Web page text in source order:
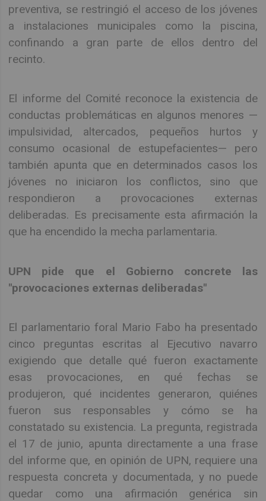
preventiva, se restringió el acceso de los jóvenes
a instalaciones municipales como la piscina,
confinando a gran parte de ellos dentro del
recinto.
El informe del Comité reconoce la existencia de
conductas problemáticas en algunos menores —
impulsividad, altercados, pequeños hurtos y
consumo ocasional de estupefacientes— pero
también apunta que en determinados casos los
jóvenes no iniciaron los conflictos, sino que
respondieron a provocaciones externas
deliberadas. Es precisamente esta afirmación la
que ha encendido la mecha parlamentaria.
UPN pide que el Gobierno concrete las
"provocaciones externas deliberadas"
El parlamentario foral Mario Fabo ha presentado
cinco preguntas escritas al Ejecutivo navarro
exigiendo que detalle qué fueron exactamente
esas provocaciones, en qué fechas se
produjeron, qué incidentes generaron, quiénes
fueron sus responsables y cómo se ha
constatado su existencia. La pregunta, registrada
el 17 de junio, apunta directamente a una frase
del informe que, en opinión de UPN, requiere una
respuesta concreta y documentada, y no puede
quedar como una afirmación genérica sin